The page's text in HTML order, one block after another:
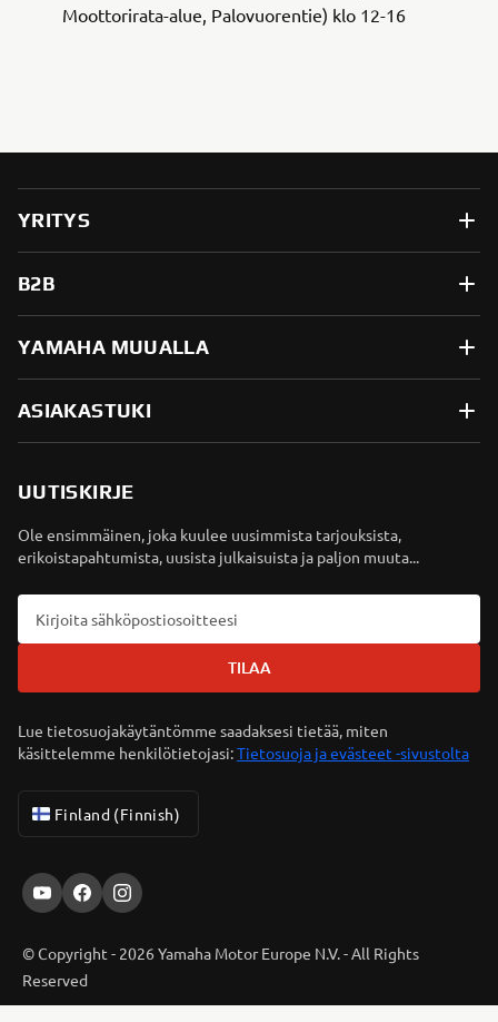
LOCATOR
Moottorirata-alue, Palovuorentie) klo 12-16
YRITYS
B2B
YAMAHA MUUALLA
ASIAKASTUKI
UUTISKIRJE
Ole ensimmäinen, joka kuulee uusimmista tarjouksista,
erikoistapahtumista, uusista julkaisuista ja paljon muuta...
TILAA
Lue tietosuojakäytäntömme saadaksesi tietää, miten
käsittelemme henkilötietojasi:Tietosuoja ja evästeet -sivustolta
Finland (Finnish)
© Copyright - 2026 Yamaha Motor Europe N.V. - All Rights
Reserved